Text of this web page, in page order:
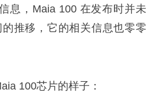
息，Maia 100 在发布时并未
推移，它的相关信息也零零
100芯片的样子：